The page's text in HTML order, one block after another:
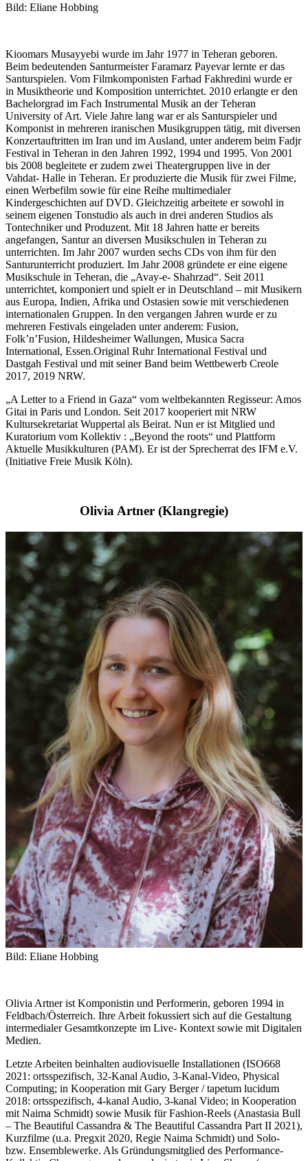
Bild: Eliane Hobbing
Kioomars Musayyebi wurde im Jahr 1977 in Teheran geboren.
Beim bedeutenden Santurmeister Faramarz Payevar lernte er das
Santurspielen. Vom Filmkomponisten Farhad Fakhredini wurde er
in Musiktheorie und Komposition unterrichtet. 2010 erlangte er den
Bachelorgrad im Fach Instrumental Musik an der Teheran
University of Art. Viele Jahre lang war er als Santurspieler und
Komponist in mehreren iranischen Musikgruppen tätig, mit diversen
Konzertauftritten im Iran und im Ausland, unter anderem beim Fadjr
Festival in Teheran in den Jahren 1992, 1994 und 1995. Von 2001
bis 2008 begleitete er zudem zwei Theatergruppen live in der
Vahdat- Halle in Teheran. Er produzierte die Musik für zwei Filme,
einen Werbefilm sowie für eine Reihe multimedialer
Kindergeschichten auf DVD. Gleichzeitig arbeitete er sowohl in
seinem eigenen Tonstudio als auch in drei anderen Studios als
Tontechniker und Produzent. Mit 18 Jahren hatte er bereits
angefangen, Santur an diversen Musikschulen in Teheran zu
unterrichten. Im Jahr 2007 wurden sechs CDs von ihm für den
Santurunterricht produziert. Im Jahr 2008 gründete er eine eigene
Musikschule in Teheran, die „Avay-e- Shahrzad“. Seit 2011
unterrichtet, komponiert und spielt er in Deutschland – mit Musikern
aus Europa, Indien, Afrika und Ostasien sowie mit verschiedenen
internationalen Gruppen. In den vergangen Jahren wurde er zu
mehreren Festivals eingeladen unter anderem: Fusion,
Folk’n’Fusion, Hildesheimer Wallungen, Musica Sacra
International, Essen.Original Ruhr International Festival und
Dastgah Festival und mit seiner Band beim Wettbewerb Creole
2017, 2019 NRW.
„A Letter to a Friend in Gaza“ vom weltbekannten Regisseur: Amos
Gitai in Paris und London. Seit 2017 kooperiert mit NRW
Kultursekretariat Wuppertal als Beirat. Nun er ist Mitglied und
Kuratorium vom Kollektiv : „Beyond the roots“ und Plattform
Aktuelle Musikkulturen (PAM). Er ist der Sprecherrat des IFM e.V.
(Initiative Freie Musik Köln).
Olivia Artner (Klangregie)
Bild: Eliane Hobbing
Olivia Artner ist Komponistin und Performerin, geboren 1994 in
Feldbach/Österreich. Ihre Arbeit fokussiert sich auf die Gestaltung
intermedialer Gesamtkonzepte im Live- Kontext sowie mit Digitalen
Medien.
Letzte Arbeiten beinhalten audiovisuelle Installationen (ISO668
2021: ortsspezifisch, 32-Kanal Audio, 3-Kanal-Video, Physical
Computing; in Kooperation mit Gary Berger / tapetum lucidum
2018: ortsspezifisch, 4-kanal Audio, 3-kanal Video; in Kooperation
mit Naima Schmidt) sowie Musik für Fashion-Reels (Anastasia Bull
– The Beautiful Cassandra & The Beautiful Cassandra Part II 2021),
Kurzfilme (u.a. Pregxit 2020, Regie Naima Schmidt) und Solo-
bzw. Ensemblewerke. Als Gründungsmitglied des Performance-